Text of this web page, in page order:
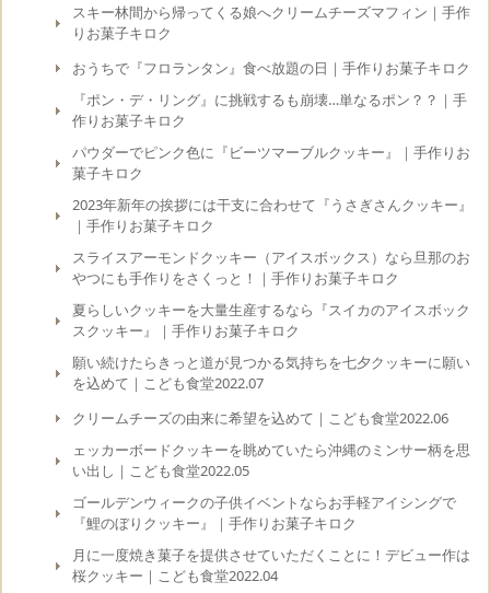
スキー林間から帰ってくる娘へクリームチーズマフィン｜手作
りお菓子キロク
おうちで『フロランタン』食べ放題の日｜手作りお菓子キロク
『ポン・デ・リング』に挑戦するも崩壊…単なるポン？？｜手
作りお菓子キロク
パウダーでピンク色に『ビーツマーブルクッキー』｜手作りお
菓子キロク
2023年新年の挨拶には干支に合わせて『うさぎさんクッキー』
｜手作りお菓子キロク
スライスアーモンドクッキー（アイスボックス）なら旦那のお
やつにも手作りをさくっと！｜手作りお菓子キロク
夏らしいクッキーを大量生産するなら『スイカのアイスボック
スクッキー』｜手作りお菓子キロク
願い続けたらきっと道が見つかる気持ちを七夕クッキーに願い
を込めて｜こども食堂2022.07
クリームチーズの由来に希望を込めて｜こども食堂2022.06
ェッカーボードクッキーを眺めていたら沖縄のミンサー柄を思
い出し｜こども食堂2022.05
ゴールデンウィークの子供イベントならお手軽アイシングで
『鯉のぼりクッキー』｜手作りお菓子キロク
月に一度焼き菓子を提供させていただくことに！デビュー作は
桜クッキー｜こども食堂2022.04